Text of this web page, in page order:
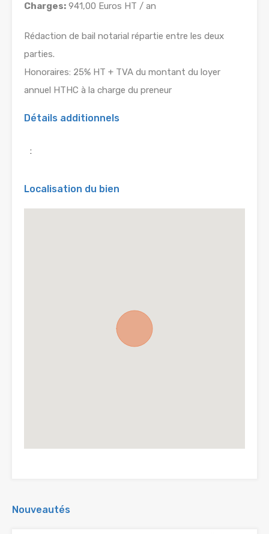
Charges: 941,00 Euros HT / an
Rédaction de bail notarial répartie entre les deux
parties.
Honoraires: 25% HT + TVA du montant du loyer
annuel HTHC à la charge du preneur
Détails additionnels
:
Localisation du bien
Nouveautés